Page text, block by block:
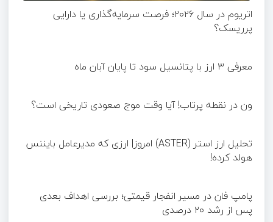
اتریوم در سال ۲۰۲۶؛ فرصت سرمایه‌گذاری یا دارایی
پرریسک؟
معرفی ۳ ارز با پتانسیل سود تا پایان آبان ماه
ون در نقطه پرتاب! آیا وقت موج صعودی تاریخی است؟
تحلیل ارز استر (ASTER) امروز| ارزی که مدیرعامل بایننس
هولد کرده!
پامپ فان در مسیر انفجار قیمتی؛ بررسی اهداف بعدی
پس از رشد ۲۰ درصدی